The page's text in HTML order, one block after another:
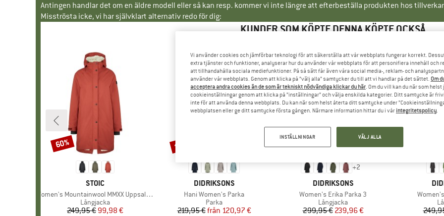
Antingen handlar det om en äldre modell eller så kan resp. kommer vi inte längre att efterbeställa produkten hos
Misströsta icke, vi har självklart alternativ redo för dig:
KUNDER SOM KÖPTE DENNA KÖPTE OCKSÅ
VARUMÄRKE
STOIC
Produkter
Women's Mountainwool MMXX UppsalaSt. Oversized Coat
Produktgrupp
Långjacka
Pris
249,95 €Reducerat pris
99,98 €
Rabatt
60%
VARUMÄRKE
DIDRIKSONS
Produkter
Hani Women's Parka
Produktgrupp
Parka
Pris
219,95 € Reducerat pris
från 120,97 €
Rabatt
till 45%
+2
VARUMÄRKE
DIDRIKSONS
Produkter
Women's Erika Parka 3
Produktgrupp
Långjacka
Pris
299,95 €Reducerat pris
239,96 €
20%
Vi använder cookies och jämförbar teknologi för att säkerställa att vår webbplats fungerar korrekt.
extra tjänster och funktioner, analyserar hur du använder vår webbplats för att personifiera innehåll och
att tillhandahålla sociala mediefunktioner. På så sätt får även våra social media-, reklam- och
använder vår webbplats. Genom att klicka på ”välj alla” samtycker du till att vi handlar på det sättet. Om
acceptera andra cookies än de som är tekniskt nödvändiga klickar du här. Om du vill kan du när som
cookieinställningar genom att klicka på ”inställningar” och välja enskilda kategorier. Ditt samtycke är
inte för att använda denna webbplats. Du kan när som helst återta ditt samtycke under
webbplatsen eller ge ditt samtycke första gången. Närmare information hittar du i vår integritetspolicy.
INSTÄLLNINGAR VÄLJ ALLA